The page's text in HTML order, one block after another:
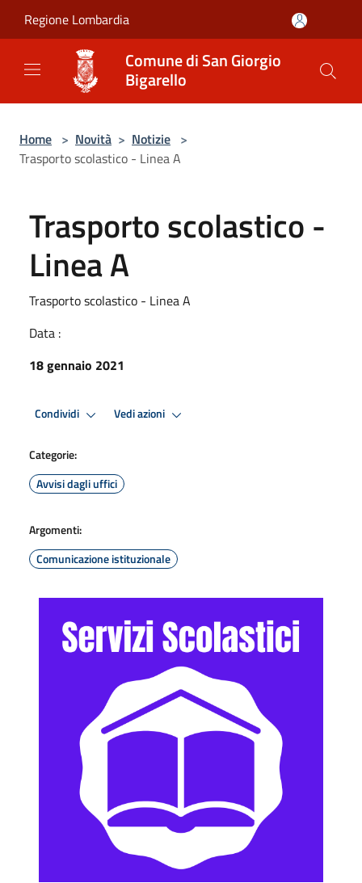
Regione Lombardia
Comune di San Giorgio
Bigarello
Home > Novità > Notizie >
Trasporto scolastico - Linea A
Trasporto scolastico -
Linea A
Trasporto scolastico - Linea A
Data :
18 gennaio 2021
Condividi Vedi azioni
Categorie:
Avvisi dagli uffici
Argomenti:
Comunicazione istituzionale